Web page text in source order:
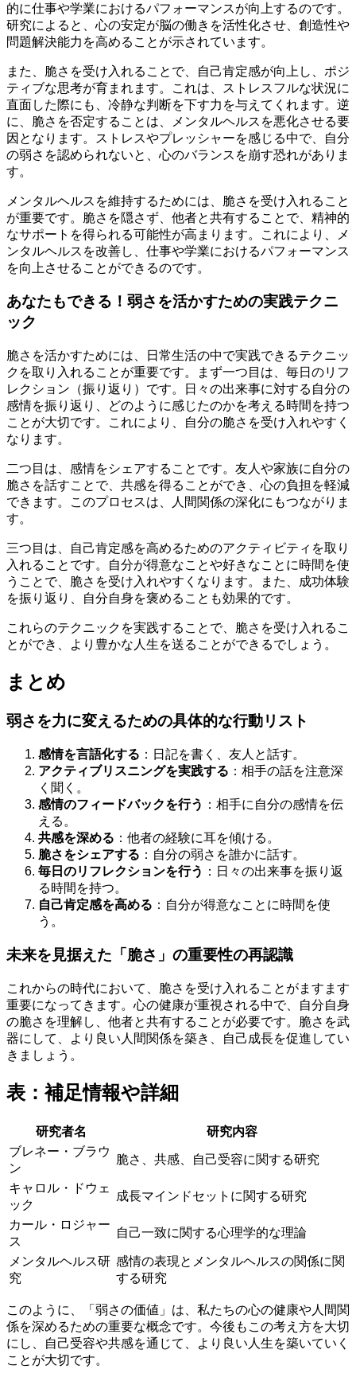
的に仕事や学業におけるパフォーマンスが向上するのです。
研究によると、心の安定が脳の働きを活性化させ、創造性や
問題解決能力を高めることが示されています。
また、脆さを受け入れることで、自己肯定感が向上し、ポジ
ティブな思考が育まれます。これは、ストレスフルな状況に
直面した際にも、冷静な判断を下す力を与えてくれます。逆
に、脆さを否定することは、メンタルヘルスを悪化させる要
因となります。ストレスやプレッシャーを感じる中で、自分
の弱さを認められないと、心のバランスを崩す恐れがありま
す。
メンタルヘルスを維持するためには、脆さを受け入れること
が重要です。脆さを隠さず、他者と共有することで、精神的
なサポートを得られる可能性が高まります。これにより、メ
ンタルヘルスを改善し、仕事や学業におけるパフォーマンス
を向上させることができるのです。
あなたもできる！弱さを活かすための実践テクニ
ック
脆さを活かすためには、日常生活の中で実践できるテクニッ
クを取り入れることが重要です。まず一つ目は、毎日のリフ
レクション（振り返り）です。日々の出来事に対する自分の
感情を振り返り、どのように感じたのかを考える時間を持つ
ことが大切です。これにより、自分の脆さを受け入れやすく
なります。
二つ目は、感情をシェアすることです。友人や家族に自分の
脆さを話すことで、共感を得ることができ、心の負担を軽減
できます。このプロセスは、人間関係の深化にもつながりま
す。
三つ目は、自己肯定感を高めるためのアクティビティを取り
入れることです。自分が得意なことや好きなことに時間を使
うことで、脆さを受け入れやすくなります。また、成功体験
を振り返り、自分自身を褒めることも効果的です。
これらのテクニックを実践することで、脆さを受け入れるこ
とができ、より豊かな人生を送ることができるでしょう。
まとめ
弱さを力に変えるための具体的な行動リスト
感情を言語化する ：日記を書く、友人と話す。
アクティブリスニングを実践する ：相手の話を注意深
く聞く。
感情のフィードバックを行う ：相手に自分の感情を伝
える。
共感を深める ：他者の経験に耳を傾ける。
脆さをシェアする ：自分の弱さを誰かに話す。
毎日のリフレクションを行う ：日々の出来事を振り返
る時間を持つ。
自己肯定感を高める ：自分が得意なことに時間を使
う。
未来を見据えた「脆さ」の重要性の再認識
これからの時代において、脆さを受け入れることがますます
重要になってきます。心の健康が重視される中で、自分自身
の脆さを理解し、他者と共有することが必要です。脆さを武
器にして、より良い人間関係を築き、自己成長を促進してい
きましょう。
表：補足情報や詳細
研究者名
研究内容
ブレネー・ブラウ
ン
脆さ、共感、自己受容に関する研究
キャロル・ドウェ
ック
成長マインドセットに関する研究
カール・ロジャー
ス
自己一致に関する心理学的な理論
メンタルヘルス研
究
感情の表現とメンタルヘルスの関係に関
する研究
このように、「弱さの価値」は、私たちの心の健康や人間関
係を深めるための重要な概念です。今後もこの考え方を大切
にし、自己受容や共感を通じて、より良い人生を築いていく
ことが大切です。